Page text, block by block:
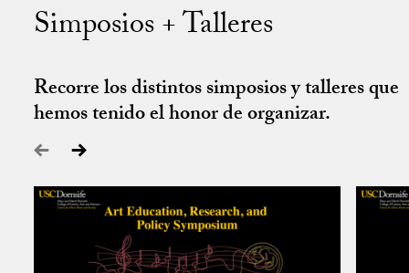
Simposios + Talleres
Recorre los distintos simposios y talleres que
hemos tenido el honor de organizar.